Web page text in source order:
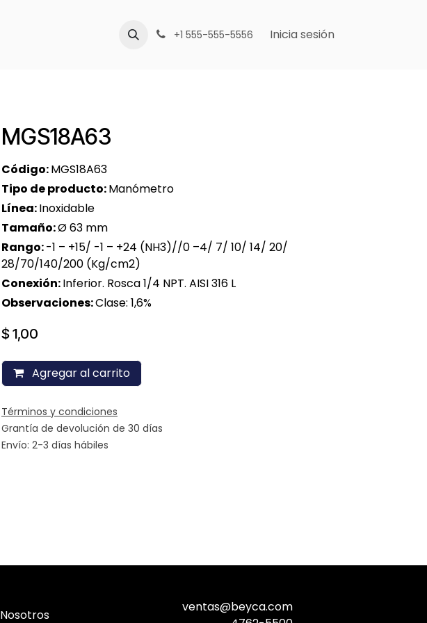
+1 555-555-5556 Inicia sesión
MGS18A63
Código:MGS18A63
Tipo de producto:Manómetro
Línea:Inoxidable
Tamaño:Ø 63 mm
Rango:-1 – +15/ -1 – +24 (NH3)//0 –4/ 7/ 10/ 14/ 20/
28/70/140/200 (Kg/cm2)
Conexión:Inferior. Rosca 1/4 NPT. AISI 316 L
Observaciones:Clase: 1,6%
$ 1,00
Agregar al carrito
Términos y condiciones
Grantía de devolución de 30 días
Envío: 2-3 días hábiles
Nosotros
ventas@beyca.com